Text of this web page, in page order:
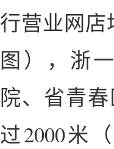
行营业网店
图），浙
院、省青
过2000米